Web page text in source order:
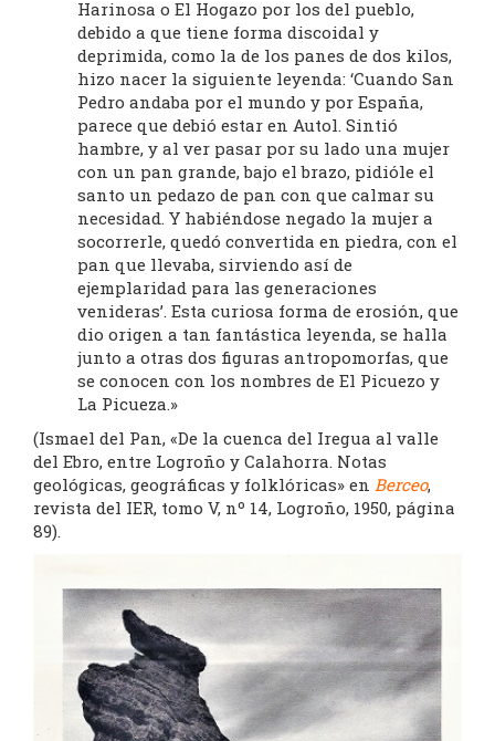
Harinosa o El Hogazo por los del pueblo,
debido a que tiene forma discoidal y
deprimida, como la de los panes de dos kilos,
hizo nacer la siguiente leyenda: ‘Cuando San
Pedro andaba por el mundo y por España,
parece que debió estar en Autol. Sintió
hambre, y al ver pasar por su lado una mujer
con un pan grande, bajo el brazo, pidióle el
santo un pedazo de pan con que calmar su
necesidad. Y habiéndose negado la mujer a
socorrerle, quedó convertida en piedra, con el
pan que llevaba, sirviendo así de
ejemplaridad para las generaciones
venideras’. Esta curiosa forma de erosión, que
dio origen a tan fantástica leyenda, se halla
junto a otras dos figuras antropomorfas, que
se conocen con los nombres de El Picuezo y
La Picueza.»
(Ismael del Pan, «De la cuenca del Iregua al valle
del Ebro, entre Logroño y Calahorra. Notas
geológicas, geográficas y folklóricas» en Berceo,
revista del IER, tomo V, nº 14, Logroño, 1950, página
89).